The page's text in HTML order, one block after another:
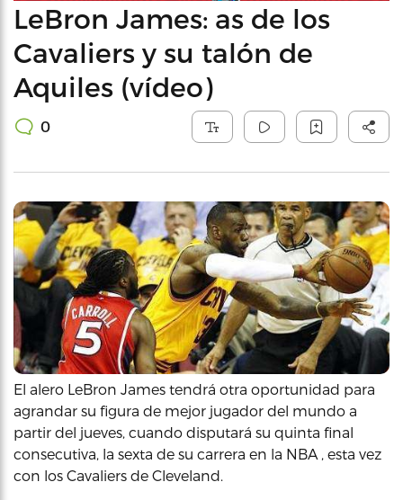
LeBron James: as de los
Cavaliers y su talón de
Aquiles (vídeo)
0
El alero LeBron James tendrá otra oportunidad para
agrandar su figura de mejor jugador del mundo a
partir del jueves, cuando disputará su quinta final
consecutiva, la sexta de su carrera en la NBA , esta vez
con los Cavaliers de Cleveland.